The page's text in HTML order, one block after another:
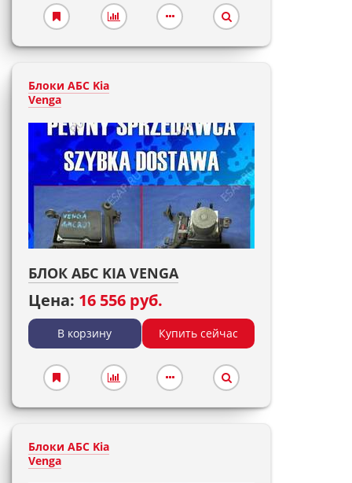
Блоки АБС Kia
Venga
БЛОК АБС KIA VENGA
Цена: 16 556 руб.
В корзину Купить сейчас
Блоки АБС Kia
Venga